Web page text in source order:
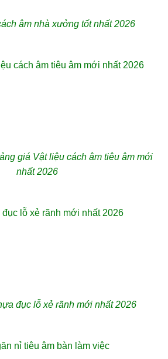
âm nhà xưởng tốt nhất 2026
giá Vật liệu cách âm tiêu âm mới
nhất 2026
đục lỗ xẻ rãnh mới nhất 2026